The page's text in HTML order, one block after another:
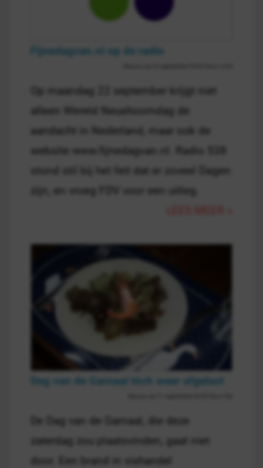
Fijnedagvan.nl op de radio
Op maandag 22 september krijgt niet
alleen Wereld Neushoorndag de
aandacht in Nederland, maar ook de
website www.fijnedagvan.nl. Radio 538
stond stil bij het feit dat er zoveel Dagen
zijn, en vroeg FDV voor een uitleg.
Dag van de Garnaal tóch weer afgelast
De Dag van de Garnaal, die deze
zaterdag zou plaatsvinden, gaat niet
door. Een brand in vishandel